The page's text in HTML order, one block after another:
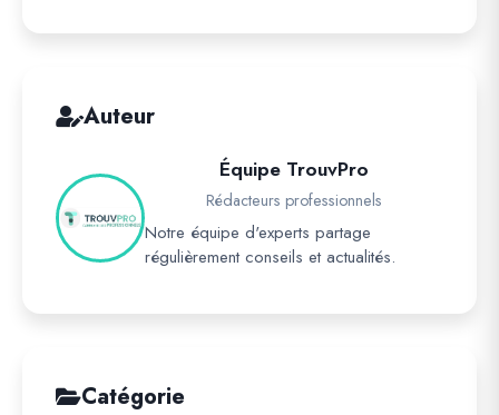
Auteur
Équipe TrouvPro
Rédacteurs professionnels
Notre équipe d'experts partage
régulièrement conseils et actualités.
Catégorie